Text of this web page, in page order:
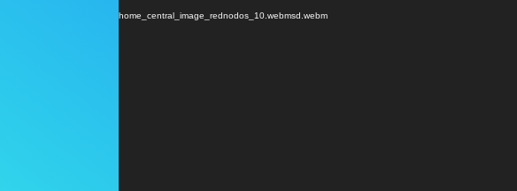
vídeo
content/uploads/2024/04/home_central_image_rednodos_10.webmsd.webm